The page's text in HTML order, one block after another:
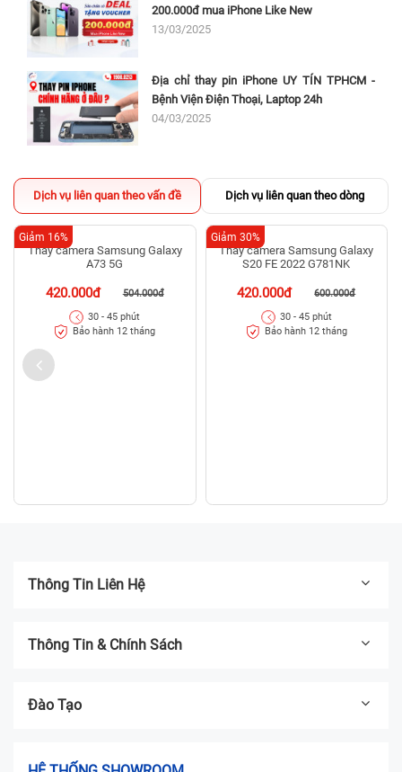
200.000đ mua iPhone Like New
13/03/2025
Địa chỉ thay pin iPhone UY TÍN TPHCM -
Bệnh Viện Điện Thoại, Laptop 24h
04/03/2025
Dịch vụ liên quan theo vấn đề Dịch vụ liên quan theo dòng
Giảm 16%
Thay camera Samsung Galaxy
S20 FE 2022 G781NK
420.000đ 600.000đ
Giảm 30%
30 - 45 phút
Bảo hành 12 tháng
Thông Tin Liên Hệ
Thông Tin & Chính Sách
Đào Tạo